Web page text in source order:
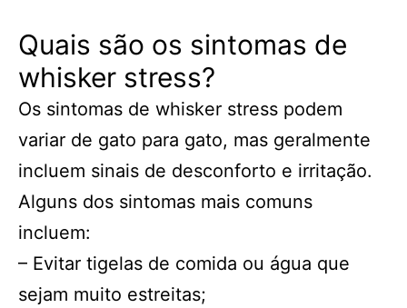
Quais são os sintomas de
whisker stress?
Os sintomas de whisker stress podem
variar de gato para gato, mas geralmente
incluem sinais de desconforto e irritação.
Alguns dos sintomas mais comuns
incluem:
– Evitar tigelas de comida ou água que
sejam muito estreitas;